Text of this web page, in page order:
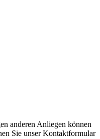
anderen Anliegen können
Sie unser Kontaktformular